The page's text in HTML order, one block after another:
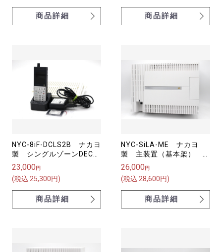
商品詳細 商品詳細
NYC-8iF-DCLS2B ナカヨ
製 シングルゾーンDECT
コードレス電話機
23,000 円
(税込 25,300円)
商品詳細
NYC-SiLA-ME ナカヨ
製 主装置（基本架）
S-integral
26,000 円
(税込 28,600円)
商品詳細